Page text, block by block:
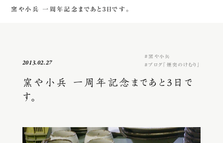
窯や小兵 一周年記念まであと3日です。
2013.02.27
窯や小兵
ブログ『煙突のけむり』
窯や小兵 一周年記念まであと3日で
す。